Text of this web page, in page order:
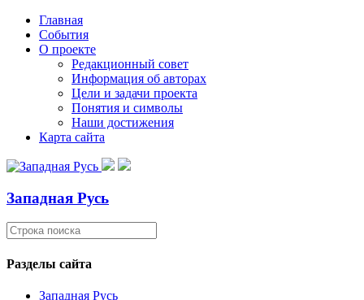
Главная
События
О проекте
Редакционный совет
Информация об авторах
Цели и задачи проекта
Понятия и символы
Наши достижения
Карта сайта
Западная Русь
Разделы сайта
Западная Русь